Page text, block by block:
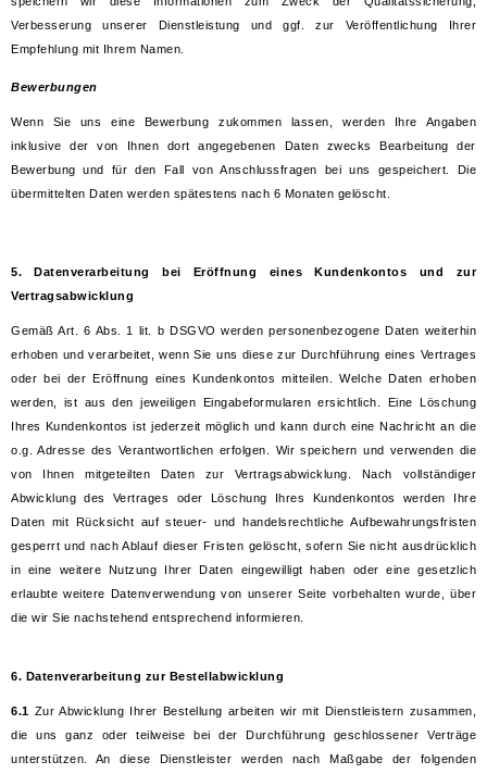
Verbesserung unserer Dienstleistung und ggf. zur Veröffentlichung Ihrer
Empfehlung mit Ihrem Namen.
Bewerbungen
Wenn Sie uns eine Bewerbung zukommen lassen, werden Ihre Angaben
inklusive der von Ihnen dort angegebenen Daten zwecks Bearbeitung der
Bewerbung und für den Fall von Anschlussfragen bei uns gespeichert. Die
übermittelten Daten werden spätestens nach 6 Monaten gelöscht.
5. Datenverarbeitung bei Eröffnung eines Kundenkontos und zur
Vertragsabwicklung
Gemäß Art. 6 Abs. 1 lit. b DSGVO werden personenbezogene Daten weiterhin
erhoben und verarbeitet, wenn Sie uns diese zur Durchführung eines Vertrages
oder bei der Eröffnung eines Kundenkontos mitteilen. Welche Daten erhoben
werden, ist aus den jeweiligen Eingabeformularen ersichtlich. Eine Löschung
Ihres Kundenkontos ist jederzeit möglich und kann durch eine Nachricht an die
o.g. Adresse des Verantwortlichen erfolgen. Wir speichern und verwenden die
von Ihnen mitgeteilten Daten zur Vertragsabwicklung. Nach vollständiger
Abwicklung des Vertrages oder Löschung Ihres Kundenkontos werden Ihre
Daten mit Rücksicht auf steuer- und handelsrechtliche Aufbewahrungsfristen
gesperrt und nach Ablauf dieser Fristen gelöscht, sofern Sie nicht ausdrücklich
in eine weitere Nutzung Ihrer Daten eingewilligt haben oder eine gesetzlich
erlaubte weitere Datenverwendung von unserer Seite vorbehalten wurde, über
die wir Sie nachstehend entsprechend informieren.
6. Datenverarbeitung zur Bestellabwicklung
6.1 Zur Abwicklung Ihrer Bestellung arbeiten wir mit Dienstleistern zusammen,
die uns ganz oder teilweise bei der Durchführung geschlossener Verträge
unterstützen. An diese Dienstleister werden nach Maßgabe der folgenden